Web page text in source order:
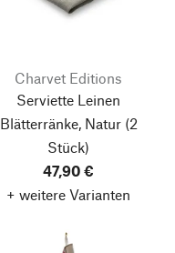
Charvet Editions
Serviette Leinen
Blätterränke, Natur(2
Stück)
47,90 €
+ weitere Varianten